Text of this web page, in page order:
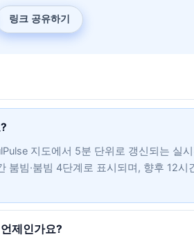
링크 공유하기
지도에서 5분 단위로 갱신되는 실
붐빔·붐빔 4단계로 표시되며, 향후 12시
제인가요?